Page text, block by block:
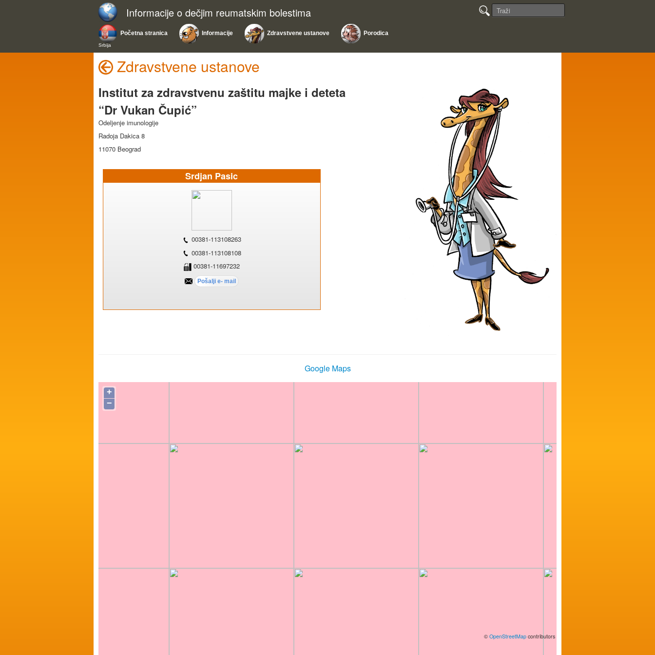
Informacije o dečjim reumatskim bolestima
Početna stranica
Srbija
Informacije Zdravstvene ustanove Porodica
Zdravstvene ustanove
Institut za zdravstvenu zaštitu majke i deteta
“Dr Vukan Čupić”
Odeljenje imunologije
Radoja Dakica 8
11070 Beograd
Srdjan Pasic
00381-113108263
00381-113108108
00381-11697232
Google Maps
+
−
© OpenStreetMap contributors